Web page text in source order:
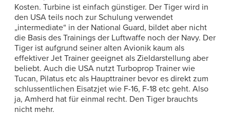
Kosten. Turbine ist einfach günstiger. Der Tiger wird in
den USA teils noch zur Schulung verwendet
„intermediate“ in der National Guard, bildet aber nicht
die Basis des Trainings der Luftwaffe noch der Navy. Der
Tiger ist aufgrund seiner alten Avionik kaum als
effektiver Jet Trainer geeignet als Zieldarstellung aber
beliebt. Auch die USA nutzt Turboprop Trainer wie
Tucan, Pilatus etc als Haupttrainer bevor es direkt zum
schlussentlichen Eisatzjet wie F-16, F-18 etc geht. Also
ja, Amherd hat für einmal recht. Den Tiger brauchts
nicht mehr.